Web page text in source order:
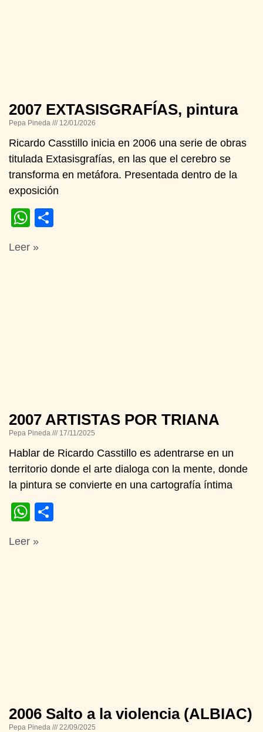
2007 EXTASISGRAFÍAS, pintura
Pepa Pineda 12/01/2026
Ricardo Casstillo inicia en 2006 una serie de obras
titulada Extasisgrafías, en las que el cerebro se
transforma en metáfora. Presentada dentro de la
exposición
WhatsApp
Leer »
2007 ARTISTAS POR TRIANA
Pepa Pineda 17/11/2025
Hablar de Ricardo Casstillo es adentrarse en un
territorio donde el arte dialoga con la mente, donde
la pintura se convierte en una cartografía íntima
WhatsApp
Leer »
2006 Salto a la violencia (ALBIAC)
Pepa Pineda 22/09/2025